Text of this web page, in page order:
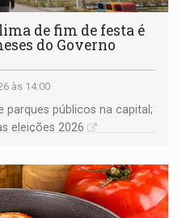
de fim de festa é
do Governo
às 14:00
parques públicos na capital;
eleições 2026